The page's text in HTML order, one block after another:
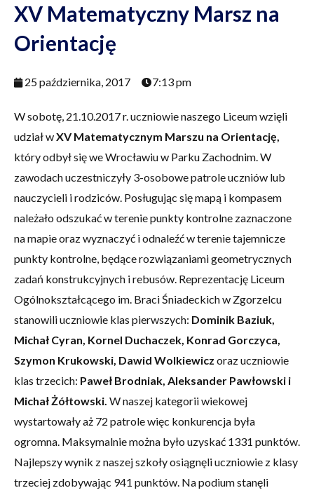
XV Matematyczny Marsz na
Orientację
25 października, 2017 7:13 pm
W sobotę, 21.10.2017 r. uczniowie naszego Liceum wzięli
udział wXV Matematycznym Marszu na Orientację,
który odbył się we Wrocławiu w Parku Zachodnim. W
zawodach uczestniczyły 3-osobowe patrole uczniów lub
nauczycieli i rodziców. Posługując się mapą i kompasem
należało odszukać w terenie punkty kontrolne zaznaczone
na mapie oraz wyznaczyć i odnaleźć w terenie tajemnicze
punkty kontrolne, będące rozwiązaniami geometrycznych
zadań konstrukcyjnych i rebusów. Reprezentację Liceum
Ogólnokształcącego im. Braci Śniadeckich w Zgorzelcu
stanowili uczniowie klas pierwszych: Dominik Baziuk,
Michał Cyran, Kornel Duchaczek, Konrad Gorczyca,
Szymon Krukowski, Dawid Wolkiewicz oraz uczniowie
klas trzecich: Paweł Brodniak, Aleksander Pawłowski i
Michał Żółtowski. W naszej kategorii wiekowej
wystartowały aż 72 patrole więc konkurencja była
ogromna. Maksymalnie można było uzyskać 1331 punktów.
Najlepszy wynik z naszej szkoły osiągnęli uczniowie z klasy
trzeciej zdobywając 941 punktów. Na podium stanęli